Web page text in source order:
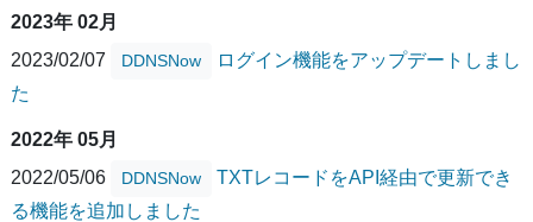
2023年 02月
2023/02/07
DDNSNow
ログイン機能をアップデートしまし
た
2022年 05月
2022/05/06
DDNSNow
TXTレコードをAPI経由で更新でき
る機能を追加しました